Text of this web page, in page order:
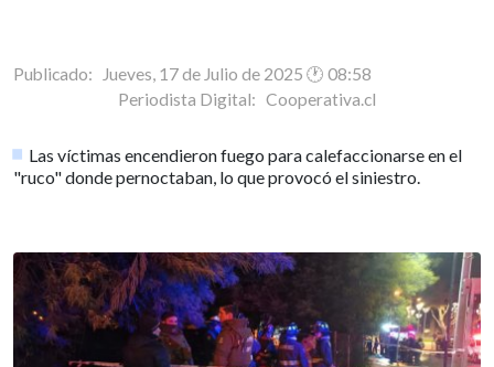
Publicado: Jueves, 17 de Julio de 2025 🕐 08:58
Periodista Digital: Cooperativa.cl
Las víctimas encendieron fuego para calefaccionarse en el
"ruco" donde pernoctaban, lo que provocó el siniestro.